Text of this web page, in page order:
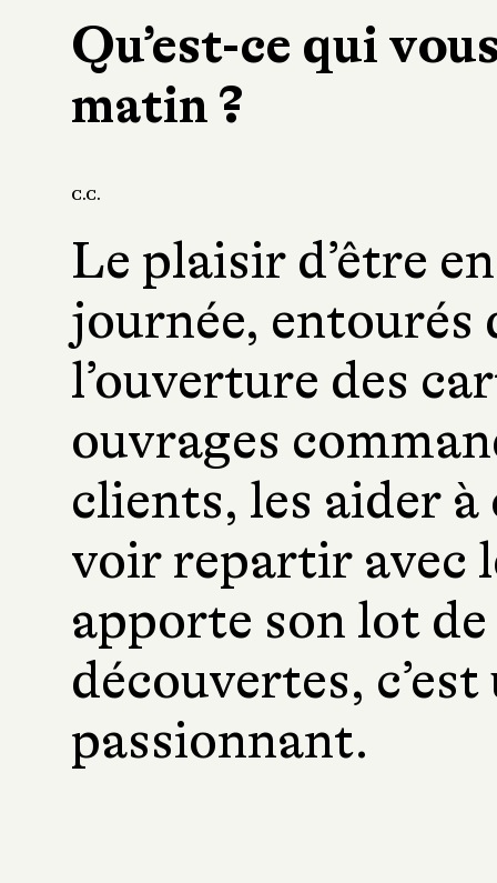
Qu’est-ce qui
matin ?
C.C.
Le plaisir d’être
journée, entourés
l’ouverture des
ouvrages
clients, les aider
voir repartir avec
apporte son lot
découvertes,
passionnant.